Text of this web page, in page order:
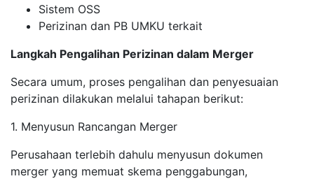
Sistem OSS
Perizinan dan PB UMKU terkait
Langkah Pengalihan Perizinan dalam Merger
Secara umum, proses pengalihan dan penyesuaian
perizinan dilakukan melalui tahapan berikut:
1. Menyusun Rancangan Merger
Perusahaan terlebih dahulu menyusun dokumen
merger yang memuat skema penggabungan,